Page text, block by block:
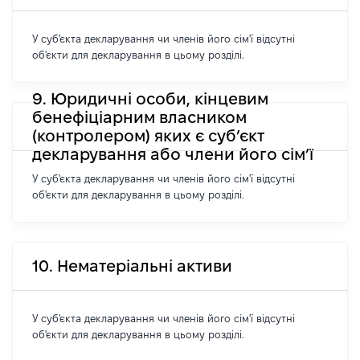
У суб'єкта декларування чи членів його сім'ї відсутні
об'єкти для декларування в цьому розділі.
9. Юридичні особи, кінцевим
бенефіціарним власником
(контролером) яких є суб’єкт
декларування або члени його сім’ї
У суб'єкта декларування чи членів його сім'ї відсутні
об'єкти для декларування в цьому розділі.
10. Нематеріальні активи
У суб'єкта декларування чи членів його сім'ї відсутні
об'єкти для декларування в цьому розділі.